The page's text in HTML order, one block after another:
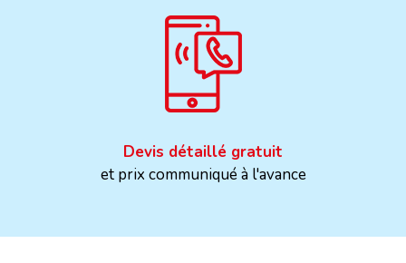
Devis détaillé gratuit
et prix communiqué à l'avance